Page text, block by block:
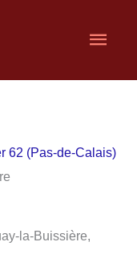
62 (Pas-de-Calais)
la-Buissière,